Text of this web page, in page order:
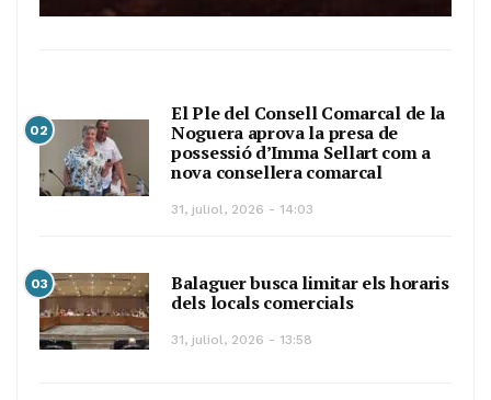
02
El Ple del Consell Comarcal de la
Noguera aprova la presa de
possessió d’Imma Sellart com a
nova consellera comarcal
31, juliol, 2026 - 14:03
03
Balaguer busca limitar els horaris
dels locals comercials
31, juliol, 2026 - 13:58